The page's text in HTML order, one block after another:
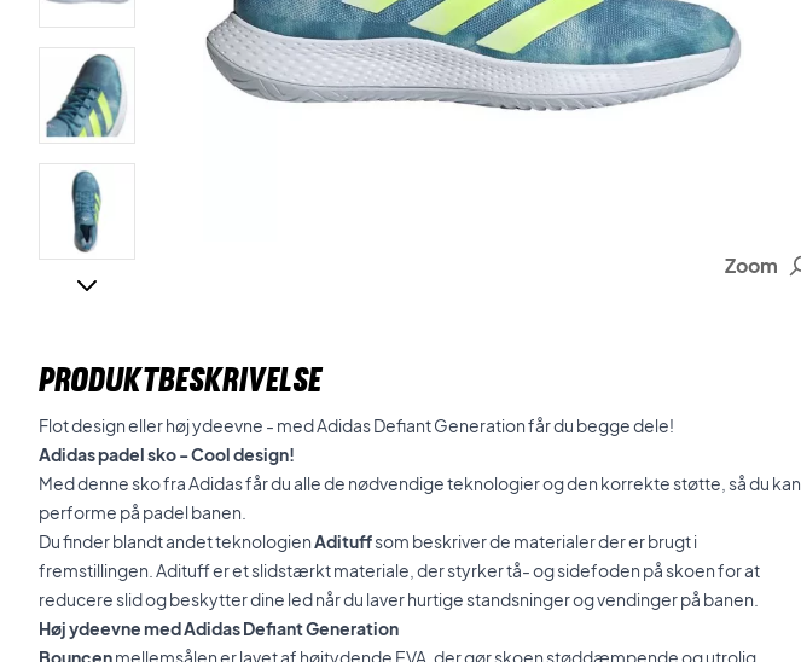
Zoom
PRODUKTBESKRIVELSE
Flot design eller høj ydeevne - med Adidas Defiant Generation får du begge dele!
Adidas padel sko - Cool design!
Med denne sko fra Adidas får du alle de nødvendige teknologier og den korrekte støtte, så du kan
performe på padel banen.
Du finder blandt andet teknologienAdituffsom beskriver de materialer der er brugt i
fremstillingen. Adituff er et slidstærkt materiale, der styrker tå- og sidefoden på skoen for at
reducere slid og beskytter dine led når du laver hurtige standsninger og vendinger på banen.
Høj ydeevne med Adidas Defiant Generation
Bouncenmellemsålen er lavet af højtydende EVA, der gør skoen støddæmpende og utrolig